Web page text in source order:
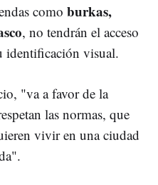
como burkas,
, no tendrán el acceso
identificación visual.
"va a favor de la
las normas, que
vivir en una ciudad